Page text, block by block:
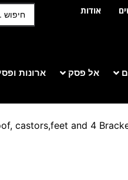
אודות
אל פסק ארונות
castors,feet and 4